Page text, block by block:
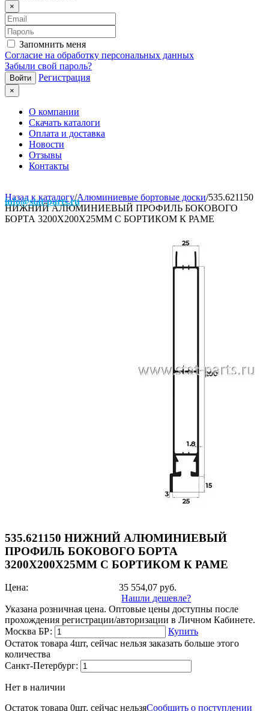
×
Запомнить меня
Согласие на обработку персональных данных
Забыли свой пароль?
Регистрация
×
О компании
Скачать каталоги
Оплата и доставка
Новости
Отзывы
Контакты
info@stat-parts.ru
Назад к каталогу/Алюминиевые бортовые доски/535.621150
НИЖНИЙ АЛЮМИНИЕВЫЙ ПРОФИЛЬ БОКОВОГО
БОРТА 3200Х200Х25ММ С БОРТИКОМ К РАМЕ
535.621150 НИЖНИЙ АЛЮМИНИЕВЫЙ
ПРОФИЛЬ БОКОВОГО БОРТА
3200Х200Х25ММ С БОРТИКОМ К РАМЕ
Цена: 35 554,07руб.
Нашли дешевле?
Указана розничная цена. Оптовые цены доступны после
прохождения регистрации/авторизации в Личном Кабинете.
Москва БР:
Купить
Остаток товара 4шт, сейчас нельзя заказать больше этого
количества
Санкт-Петербург:
Нет в наличии
Сообщить о поступлении
Остаток товара 0шт, сейчас нельзя